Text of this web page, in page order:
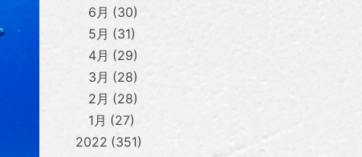
6月
30
5月
31
4月
29
3月
28
2月
28
1月
27
2022 351